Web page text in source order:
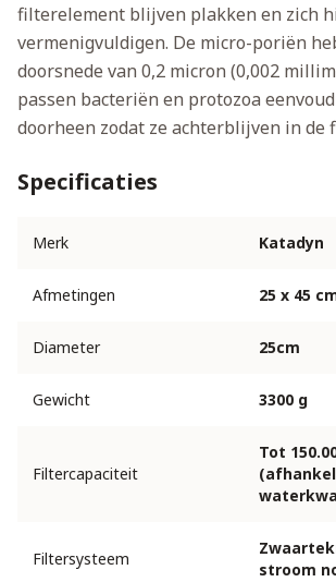
filterelement blijven plakken en zich
vermenigvuldigen. De micro-poriën
doorsnede van 0,2 micron (0,002
passen bacteriën en protozoa
doorheen zodat ze achterblijven in de
Specificaties
Merk Katadyn
Afmetingen 25 x 45
Diameter 25cm
Gewicht 3300 g
Filtercapaciteit
Tot
Filtersysteem
stroom